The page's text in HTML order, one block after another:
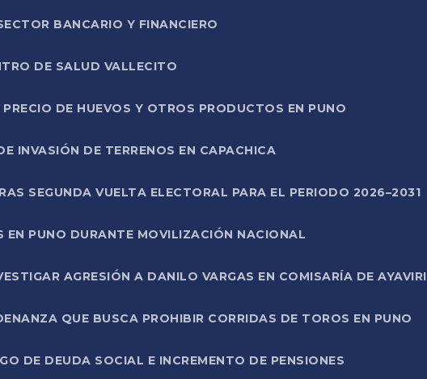
BANCARIO Y FINANCIERO
DE SALUD VALLECITO
DE HUEVOS Y OTROS PRODUCTOS EN PUNO
INVASIÓN DE TERRENOS EN CAPACHICA
SEGUNDA VUELTA ELECTORAL PARA EL PERIODO 2026–2031
PUNO DURANTE MOVILIZACIÓN NACIONAL
AGRESIÓN A DANILO VARGAS EN COMISARÍA DE AYAVIRI
QUE BUSCA PROHIBIR CORRIDAS DE TOROS EN PUNO
DE DEUDA SOCIAL E INCREMENTO DE PENSIONES